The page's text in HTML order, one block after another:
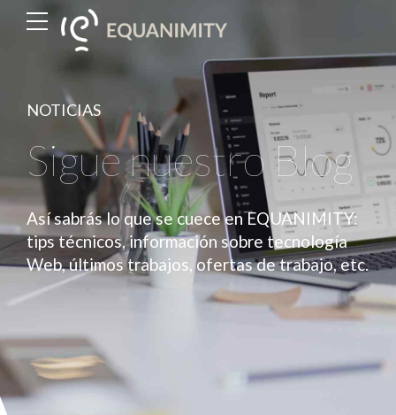
NOTICIAS
Sigue nuestro Blog
Así sabrás lo que se cuece en EQUANIMITY:
tips técnicos, información sobre tecnología
Web, últimos trabajos, ofertas de trabajo, etc.